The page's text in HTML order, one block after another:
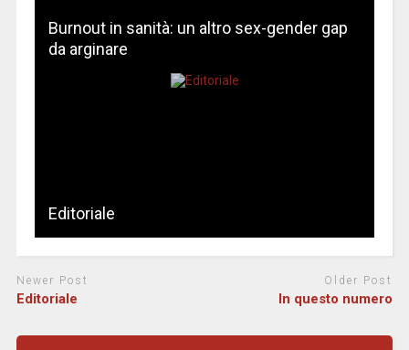
Burnout in sanità: un altro sex-gender gap
da arginare
Editoriale
Newer Post
Editoriale
Older Post
In questo numero